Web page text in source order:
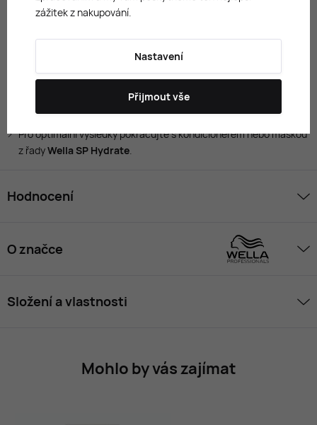
Podporuje zdravý vzhled vlasů a pokožky hlavy.
Použití:
Důkladně opláchněte vlažnou vodou.
Pro optimální výsledky pokračujte s kondicionérem nebo maskou
z řadyWella SP Hydrate.
Hodnocení
O značce
Složení a vlastnosti
Mohlo by vás zajímat
zážitek z nakupování.
Nastavení
Přijmout vše